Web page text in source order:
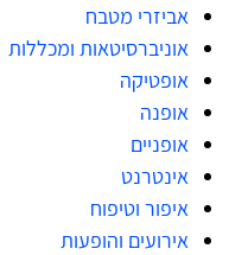
אביזרי מטבח
אוניברסיטאות ומכללות
אופטיקה
אופנה
אופניים
אינטרנט
איפור וטיפוח
אירועים והופעות